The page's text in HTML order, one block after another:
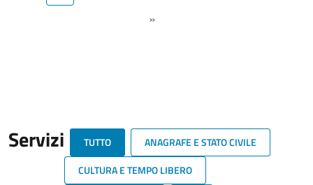
»
Servizi TUTTO
ANAGRAFE E STATO CIVILE
CULTURA E TEMPO LIBERO